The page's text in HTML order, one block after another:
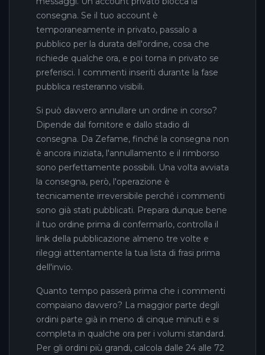
consegna. Se il tuo account è
temporaneamente in privato, passalo a
pubblico per la durata dell'ordine, cosa che
richiede qualche ora, e poi torna in privato se
preferisci. I commenti inseriti durante la fase
pubblica resteranno visibili.
Si può davvero annullare un ordine in corso?
Dipende dal fornitore e dallo stadio di
consegna. Da Zefame, finché la consegna non
è ancora iniziata, l'annullamento e il rimborso
sono perfettamente possibili. Una volta avviata
la consegna, però, l'operazione è
tecnicamente irreversibile perché i commenti
sono già stati pubblicati. Prepara dunque bene
il tuo ordine prima di confermarlo, controlla il
link della pubblicazione almeno tre volte e
rileggi attentamente la tua lista di frasi prima
dell'invio.
Quanto tempo passerà prima che i commenti
compaiano davvero? La maggior parte degli
ordini parte già in meno di cinque minuti e si
completa in qualche ora per i volumi standard.
Per gli ordini più grandi, calcola dalle 24 alle 72